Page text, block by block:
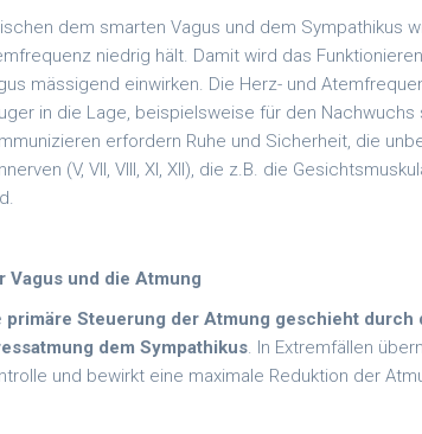
dem smarten Vagus und dem Sympathikus
niedrig hält. Damit wird das
mässigend einwirken. Die Herz- und
in die Lage, beispielsweise für den
erfordern Ruhe und Sicherheit, die
(V, VII, VIII, XI, XII), die z.B. die
Vagus und die Atmung
primäre Steuerung der Atmung geschieht durch
dem Sympathikus. In Extremfällen
und bewirkt eine maximale Reduktion der